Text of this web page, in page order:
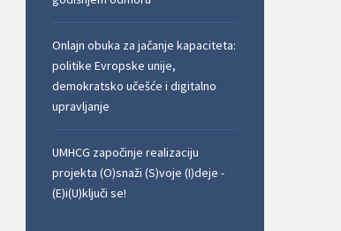
Onlajn obuka za jačanje kapaciteta:
politike Evropske unije,
demokratsko učešće i digitalno
upravljanje
UMHCG započinje realizaciju
projekta (O)snaži (S)voje (I)deje -
(E)i(U)ključi se!